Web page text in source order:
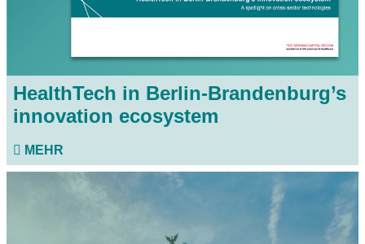
HealthTech in Berlin-Brandenburg’s
innovation ecosystem
MEHR